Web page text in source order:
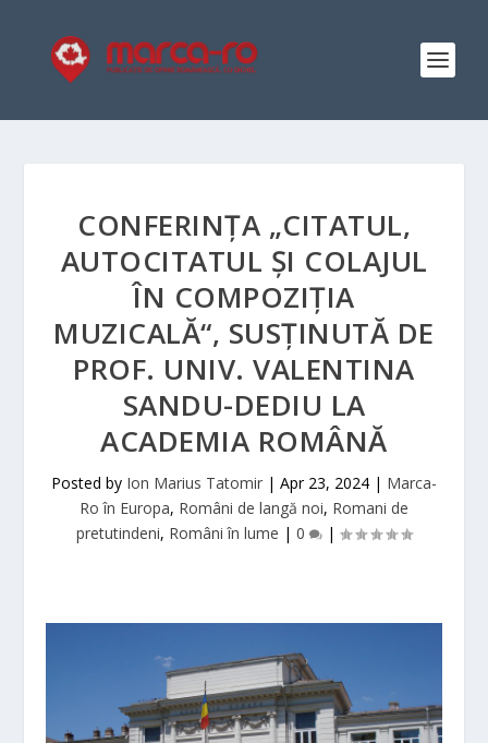
CONFERINȚA „CITATUL,
AUTOCITATUL ȘI COLAJUL
ÎN COMPOZIȚIA
MUZICALĂ“, SUSȚINUTĂ DE
PROF. UNIV. VALENTINA
SANDU-DEDIU LA
ACADEMIA ROMÂNĂ
Posted by Ion Marius Tatomir | Apr 23, 2024 | Marca-
Ro în Europa, Români de langă noi, Romani de
pretutindeni, Români în lume | 0 |